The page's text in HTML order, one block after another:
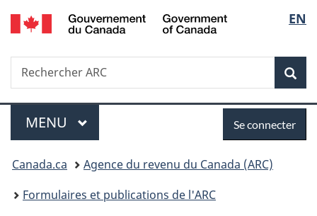
Passer
au
Passer
à
du
Passer
à
simplifiée
de
la
EN
Recherche
Rechercher
ARC
Menu
MENU PRINCIPAL
connecter
Se connecter
Vous
êtes
Canada.ca
Agence du revenu du Canada (ARC)
Formulaires et publications de l'ARC